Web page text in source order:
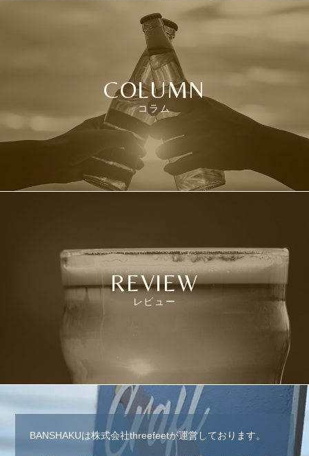
COLUMN
コラム
REVIEW
レビュー
BANSHAKUは株式会社threefeetが運営しております。